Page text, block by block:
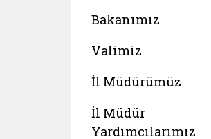
Bakanımız
Valimiz
İl Müdürümüz
İl Müdür
Yardımcılarımız